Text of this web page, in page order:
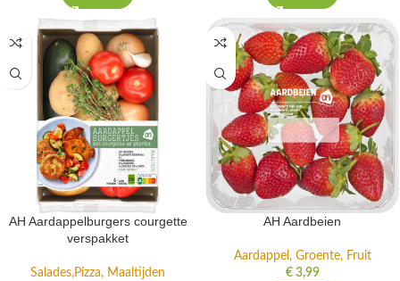
AH Aardappelburgers courgette
verspakket
Salades,Pizza, Maaltijden
AH Aardbeien
Aardappel, Groente, Fruit
€3,99